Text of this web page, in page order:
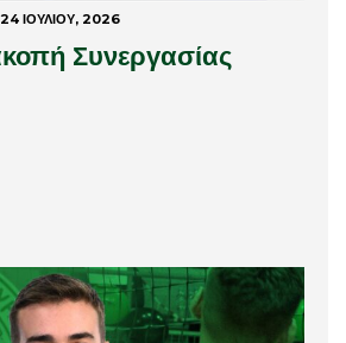
24 ΙΟΥΛΊΟΥ, 2026
Συνεργασίας